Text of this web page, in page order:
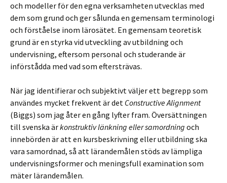
och modeller för den egna verksamheten utvecklas med
dem som grund och ger sålunda en gemensam terminologi
och förståelse inom lärosätet. En gemensam teoretisk
grund är en styrka vid utveckling av utbildning och
undervisning, eftersom personal och studerande är
införstådda med vad som eftersträvas.
När jag identifierar och subjektivt väljer ett begrepp som
användes mycket frekvent är det Constructive Alignment
(Biggs) som jag åter en gång lyfter fram. Översättningen
till svenska ärkonstruktiv länkning eller samordning och
innebörden är att en kursbeskrivning eller utbildning ska
vara samordnad, så att lärandemålen stöds av lämpliga
undervisningsformer och meningsfull examination som
mäter lärandemålen.